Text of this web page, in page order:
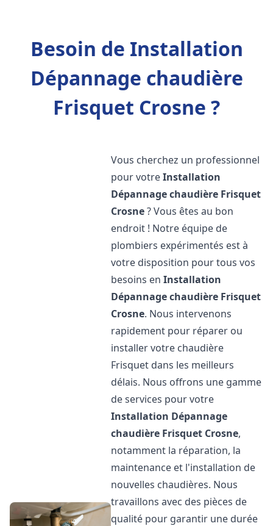
Besoin de Installation
Dépannage chaudière
Frisquet Crosne ?
Vous cherchez un professionnel
pour votreInstallation
Dépannage chaudière Frisquet
Crosne? Vous êtes au bon
endroit ! Notre équipe de
plombiers expérimentés est à
votre disposition pour tous vos
besoins enInstallation
Dépannage chaudière Frisquet
Crosne. Nous intervenons
rapidement pour réparer ou
installer votre chaudière
Frisquet dans les meilleurs
délais. Nous offrons une gamme
de services pour votre
Installation Dépannage
chaudière Frisquet Crosne,
notamment la réparation, la
maintenance et l'installation de
nouvelles chaudières. Nous
travaillons avec des pièces de
qualité pour garantir une durée